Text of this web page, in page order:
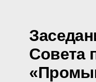
Совета